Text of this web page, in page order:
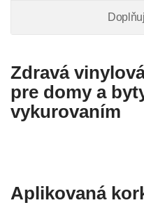
Zdravá
pre domy a
vykurovaním
Aplikovaná